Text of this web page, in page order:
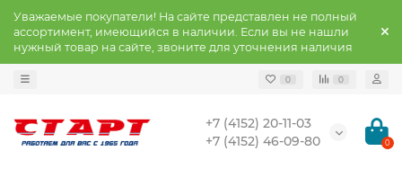
Уважаемые покупатели! На сайте представлен не полный
ассортимент, имеющийся в наличии. Если вы не нашли
нужный товар на сайте, звоните для уточнения наличия
0 0
+7 (4152) 20-11-03
+7 (4152) 46-09-80
0